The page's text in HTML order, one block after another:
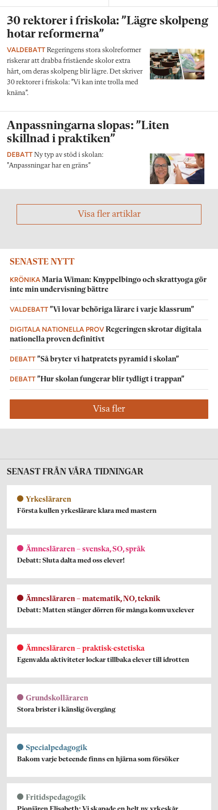
30 rektorer i friskola: ”Lägre skolpeng
hotar reformerna”
VALDEBATT Regeringens stora skolreformer
riskerar att drabba fristående skolor extra
hårt, om deras skolpeng blir lägre. Det skriver
30 rektorer i friskola: ”Vi kan inte trolla med
knäna”.
Anpassningarna slopas: ”Liten
skillnad i praktiken”
DEBATT Ny typ av stöd i skolan:
"Anpassningar har en gräns”
Visa fler artiklar
SENASTE NYTT
KRÖNIKA Maria Wiman: Knyppelbingo och skrattyoga gör
inte min undervisning bättre
VALDEBATT”Vi lovar behöriga lärare i varje klassrum”
DIGITALA NATIONELLA PROVRegeringen skrotar digitala
nationella proven definitivt
DEBATT”Så bryter vi hatpratets pyramid i skolan”
DEBATT”Hur skolan fungerar blir tydligt i trappan”
Visa fler
SENAST FRÅN VÅRA TIDNINGAR
Yrkesläraren
Första kullen yrkeslärare klara med mastern
Ämnesläraren – svenska, SO, språk
Debatt: Sluta dalta med oss elever!
Ämnesläraren – matematik, NO, teknik
Debatt: Matten stänger dörren för många komvuxelever
Ämnesläraren – praktisk-estetiska
Egenvalda aktiviteter lockar tillbaka elever till idrotten
Grundskolläraren
Stora brister i känslig övergång
Specialpedagogik
Bakom varje beteende finns en hjärna som försöker
Fritidspedagogik